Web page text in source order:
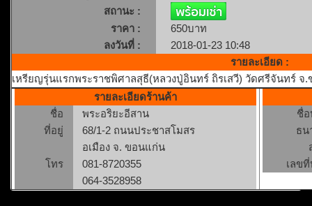
สถานะ :
ราคา :
650บาท
ลงวันที่ :
2018-01-23 10:48
รายละเอียด :
เหรียญรุ่นแรกพระราชพิศาลสุธี(หลวงปู่อินทร์ ถิรเสวี) วัดศรีจันทร์ จ
รายละเอียดร้านค้า
ชื่อ
พระอริยะอีสาน
ที่อยู่
68/1-2 ถนนประชาสโมสร
อเมือง จ. ขอนแก่น
โทร
081-8720355
064-3528958
ชื่
ธน
เลข